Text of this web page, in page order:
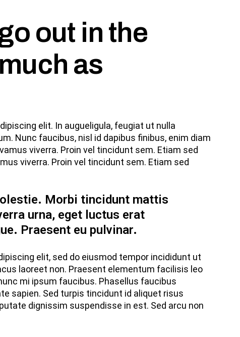
out in the
as
elit. In augueligula, feugiat ut nulla
Nunc faucibus, nisl id dapibus finibus, enim diam
viverra. Proin vel tincidunt sem. Etiam sed
viverra. Proin vel tincidunt sem. Etiam sed
Morbi tincidunt mattis
urna, eget luctus erat
Praesent eu pulvinar.
elit, sed do eiusmod tempor incididunt ut
laoreet non. Praesent elementum facilisis leo
mi ipsum faucibus. Phasellus faucibus
sapien. Sed turpis tincidunt id aliquet risus
dignissim suspendisse in est. Sed arcu non